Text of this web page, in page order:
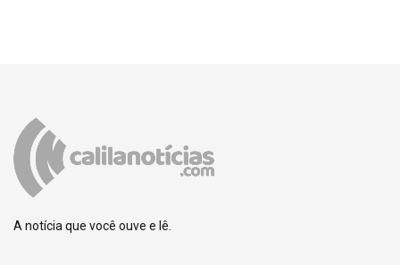
A notícia que você ouve e lê.